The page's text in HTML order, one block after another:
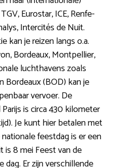
Eurostar, ICE, Renfe-
Intercités de Nuit.
kan je reizen langs o.a.
Bordeaux, Montpellier,
luchthavens zoals
Bordeaux (BOD) kan je
vervoer. De
is circa 430 kilometer
Je kunt hier betalen met
feestdag is er een
is 8 mei Feest van de
dag. Er zijn verschillende